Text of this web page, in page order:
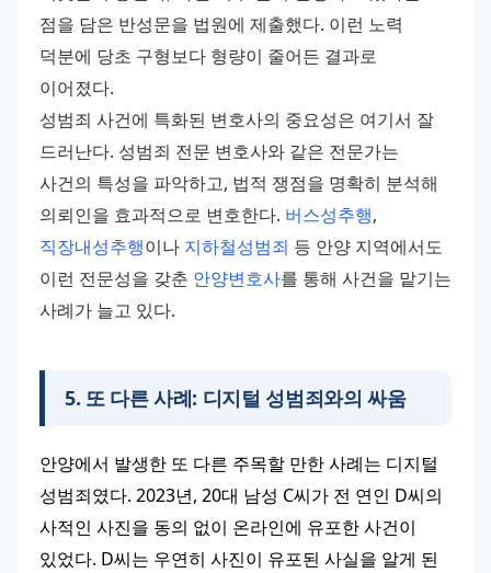
점을 담은 반성문을 법원에 제출했다. 이런 노력
덕분에 당초 구형보다 형량이 줄어든 결과로
이어졌다.
성범죄 사건에 특화된 변호사의 중요성은 여기서 잘
드러난다. 성범죄 전문 변호사와 같은 전문가는
사건의 특성을 파악하고, 법적 쟁점을 명확히 분석해
의뢰인을 효과적으로 변호한다. 버스성추행
직장내성추행이나 지하철성범죄 등 안양 지역에서도
이런 전문성을 갖춘 안양변호사를 통해 사건을 맡기는
사례가 늘고 있다.
5. 또 다른 사례: 디지털 성범죄와의 싸움
안양에서 발생한 또 다른 주목할 만한 사례는 디지털
성범죄였다. 2023년, 20대 남성 C씨가 전 연인 D씨의
사적인 사진을 동의 없이 온라인에 유포한 사건이
있었다. D씨는 우연히 사진이 유포된 사실을 알게 된